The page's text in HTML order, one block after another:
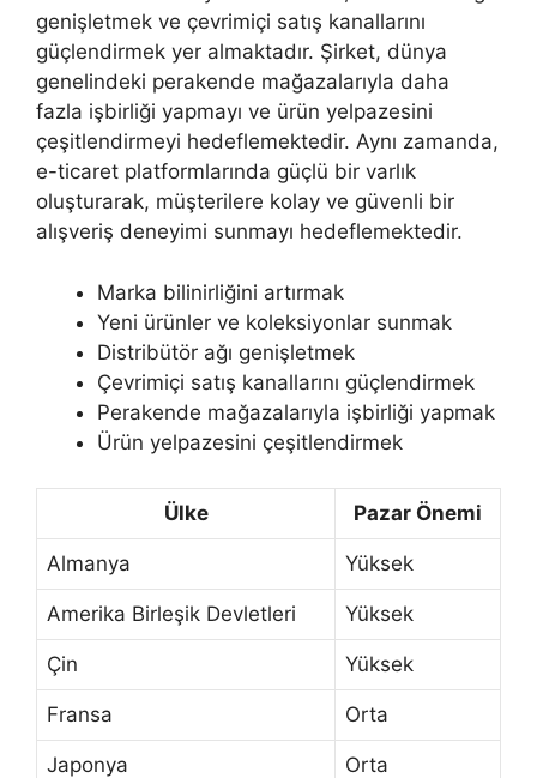
genişletmek ve çevrimiçi satış kanallarını
güçlendirmek yer almaktadır. Şirket, dünya
genelindeki perakende mağazalarıyla daha
fazla işbirliği yapmayı ve ürün yelpazesini
çeşitlendirmeyi hedeflemektedir. Aynı zamanda,
e-ticaret platformlarında güçlü bir varlık
oluşturarak, müşterilere kolay ve güvenli bir
alışveriş deneyimi sunmayı hedeflemektedir.
Marka bilinirliğini artırmak
Yeni ürünler ve koleksiyonlar sunmak
Distribütör ağı genişletmek
Çevrimiçi satış kanallarını güçlendirmek
Perakende mağazalarıyla işbirliği yapmak
Ürün yelpazesini çeşitlendirmek
Ülke Pazar Önemi
Almanya Yüksek
Amerika Birleşik Devletleri Yüksek
Çin Yüksek
Fransa Orta
Japonya Orta